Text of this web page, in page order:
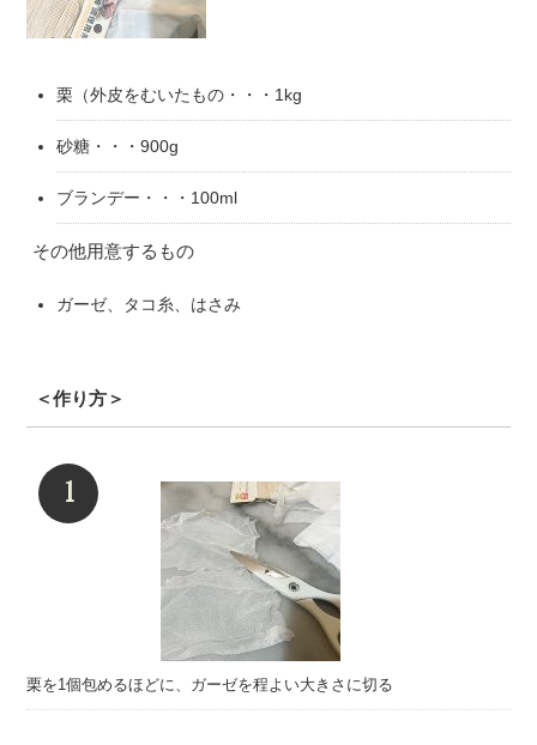
栗（外皮をむいたもの・・・1kg
砂糖・・・900g
ブランデー・・・100ml
その他用意するもの
ガーゼ、タコ糸、はさみ
＜作り方＞
栗を1個包めるほどに、ガーゼを程よい大きさに切る